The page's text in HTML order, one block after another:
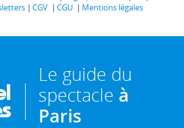
CGV CGU
Mentions légales
Le guide du
spectacle à
Paris